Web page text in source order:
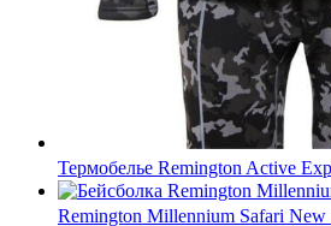
Термобелье Remington Active
Remington Millennium Safari New